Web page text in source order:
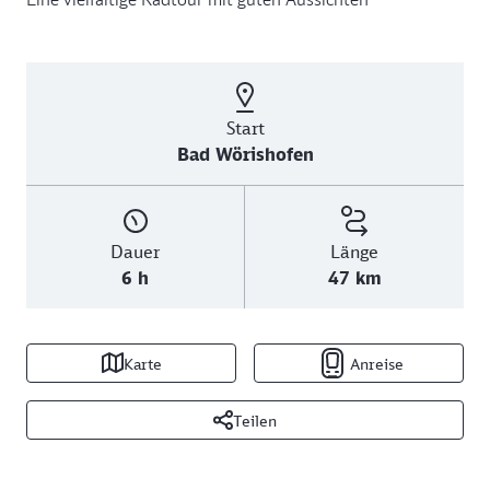
Start
Bad Wörishofen
Dauer
6 h
Länge
47 km
Karte Anreise
Teilen